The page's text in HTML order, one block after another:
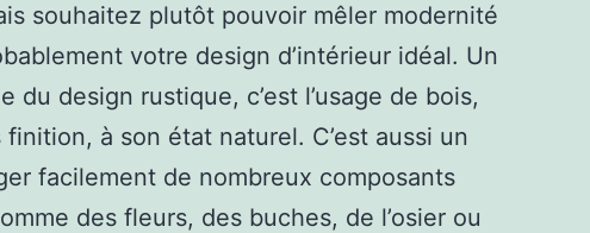
souhaitez plutôt pouvoir mêler modernité
votre design d’intérieur idéal. Un
du design rustique, c’est l’usage de bois,
à son état naturel. C’est aussi un
facilement de nombreux composants
des fleurs, des buches, de l’osier ou